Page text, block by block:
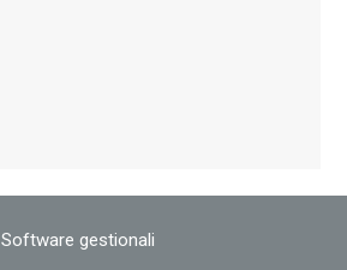
Software gestionali